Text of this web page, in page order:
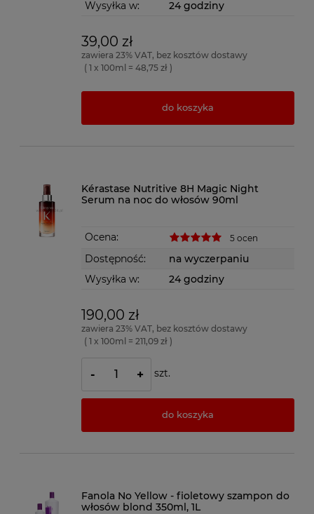
Wysyłka w:
24 godziny
39,00 zł
zawiera 23% VAT, bez kosztów dostawy
( 1 x 100ml = 48,75 zł )
do koszyka
Kérastase Nutritive 8H Magic Night
Serum na noc do włosów 90ml
Ocena: 5 ocen
Dostępność:
na wyczerpaniu
Wysyłka w:
24 godziny
190,00 zł
zawiera 23% VAT, bez kosztów dostawy
( 1 x 100ml = 211,09 zł )
- + szt.
do koszyka
Fanola No Yellow - fioletowy szampon do
włosów blond 350ml, 1L